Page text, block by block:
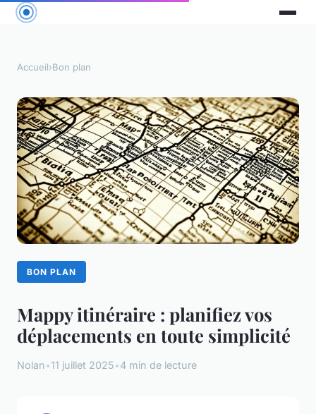
Accueil›Bon plan
BON PLAN
Mappy itinéraire : planifiez vos
déplacements en toute simplicité
Nolan•11 juillet 2025•4 min de lecture